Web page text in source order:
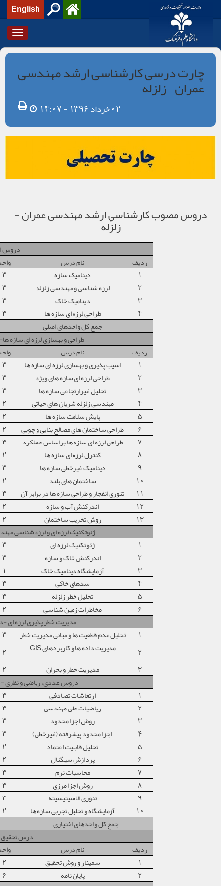
English
چارت درسی کارشناسی ارشد مهندسی
عمران- زلزله
02 خرداد 1396 - 14:07
دروس مصوب كارشناسي ارشد مهندسی عمران -
زلزله
دروس
ردیف
نام درس
1
دینامیک سازه
3
2
لرزه شناسی و مهندسی زلزله
3
3
دینامیک خاک
3
4
طراحی لرزه ای سازه ها
3
جمع کل واحدهای اصلی
طراحی و بهسازی لرزه ای سازه
ردیف
نام درس
1
اسیب پذیری و بهسازی لرزه ای سازه ها
3
2
طراحی لرزه ای سازه های ویژه
3
3
تحلیل غیرارتجاعی سازه ها
3
4
مهندسی زلزله شریان های حیاتی
2
5
پایش سلامت سازه ها
2
6
طراحی ساختمان های مصالح بنایی و چوبی
2
7
طراحی لرزه ای سازه ها براساس عملکرد
3
8
کنترل لرزه ای سازه ها
2
9
دینامیک غیرخطی سازه ها
3
10
ساختمان های بلند
2
11
تئوری انفجار و طراحی سازه ها در برابر آن
3
12
اندرکنش آب و سازه
2
13
روش تخریب ساختمان
2
ژئوتکنیک لرزه ای و لرزه شناسی
1
ژئوتکنیک لرزه ای
3
2
اندرکنش خاک و سازه
3
3
آزمایشگاه دینامیک خاک
1
4
سدهای خاکی
3
5
تحلیل خطر زلزله
3
6
مخاطرات زمین شناسی
2
مدیریت خطر پذیری لرزه ای
1
تحلیل عدم قطعیت ها و مبانی مدیریت خطر
3
2
مدیریت داده ها و کاربردهای GIS
2
3
مدیریت خطر و بحران
2
دروس عددی، ریاضی و نظری
1
ارتعاشات تصادفی
3
2
ریاضیات علی مهندسی
3
3
روش اجزا محدود
3
4
اجزا محدود پیشرفته (غیرخطی)
3
5
تحلیل قابلیت اعتماد
2
6
پردازش سیگنال
2
7
محاسبات نرم
3
8
روش اجزا مرزی
3
9
تئوری الاسیتیسیته
3
10
آزمایشگاه و تحلیل تجربی سازه ها
2
جمع کل واحدهای اختیاری
درس
ردیف
نام درس
1
سمینار و روش تحقیق
2
2
پایان نامه
6